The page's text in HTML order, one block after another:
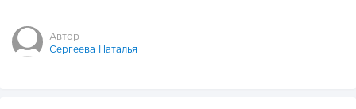
Автор
Сергеева Наталья